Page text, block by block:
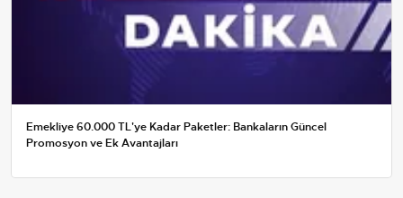
Emekliye 60.000 TL'ye Kadar Paketler: Bankaların Güncel
Promosyon ve Ek Avantajları